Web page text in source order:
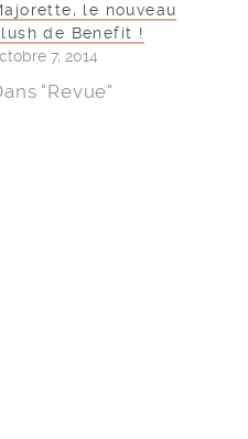
le nouveau
de Benefit !
7, 2014
"Revue"